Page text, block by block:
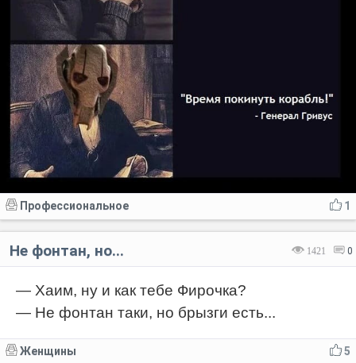
1
Профессиональное
1421 0
Не фонтан, но...
— Хаим, ну и как тебе Фирочка?
— Не фонтан таки, но брызги есть...
5
Женщины